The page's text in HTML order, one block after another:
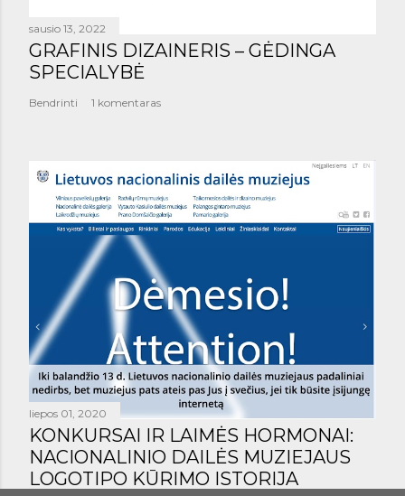
sausio 13, 2022
GRAFINIS DIZAINERIS – GĖDINGA
SPECIALYBĖ
Bendrinti 1 komentaras
liepos 01, 2020
KONKURSAI IR LAIMĖS HORMONAI:
NACIONALINIO DAILĖS MUZIEJAUS
LOGOTIPO KŪRIMO ISTORIJA